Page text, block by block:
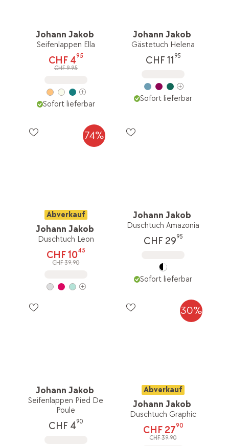
Johann Jakob
Seifenlappen Ella
CHF 495
CHF 9.95
Sofort lieferbar
Johann Jakob
Gästetuch Helena
CHF 11 95
Sofort lieferbar
74%
Abverkauf
Johann Jakob
Duschtuch Leon
CHF 1045
CHF 39.90
Johann Jakob
Duschtuch Amazonia
CHF 2995
Sofort lieferbar
Johann Jakob
Seifenlappen Pied De
Poule
CHF 490
30%
Abverkauf
Johann Jakob
Duschtuch Graphic
CHF 2790
CHF 39.90